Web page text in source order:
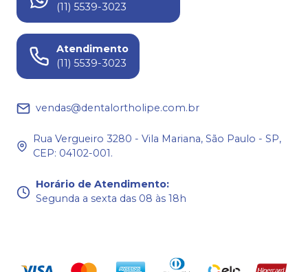
(11) 5539-3023
Atendimento
(11) 5539-3023
vendas@dentalortholipe.com.br
Rua Vergueiro 3280 - Vila Mariana, São Paulo - SP,
CEP: 04102-001.
Horário de Atendimento:
Segunda a sexta das 08 às 18h